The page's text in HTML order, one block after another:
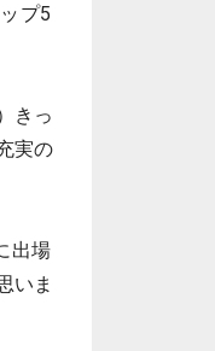
プ5
きっ
実の
出場
いま